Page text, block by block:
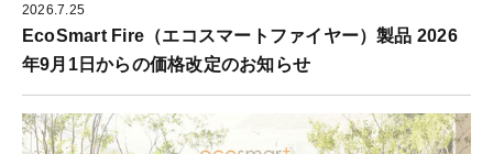
2026.7.25
EcoSmart Fire（エコスマートファイヤー）製品 2026
年9月1日からの価格改定のお知らせ